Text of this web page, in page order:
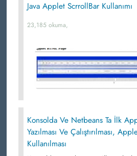
Java Applet ScrrollBar Kullanımı
23,185 okuma,
Konsolda Ve Netbeans Ta İlk
Yazılması Ve Çalıştırılması,
Kullanılması